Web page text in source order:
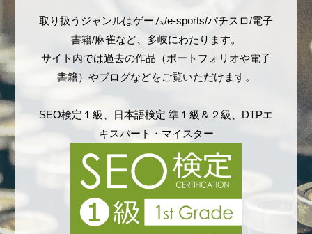
取り扱うジャンルはゲーム/e-sports/パチスロ/電子
書籍/麻雀など、多岐にわたります。
サイト内では過去の作品（ポートフォリオや電子
書籍）やブログなどをご覧いただけます。
SEO検定１級、日本語検定 準１級＆２級、DTPエ
キスパート・マイスター